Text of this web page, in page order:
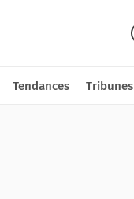
Tendances Tribunes